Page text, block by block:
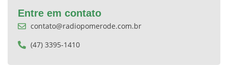
Entre em contato
contato@radiopomerode.com.br
(47) 3395-1410